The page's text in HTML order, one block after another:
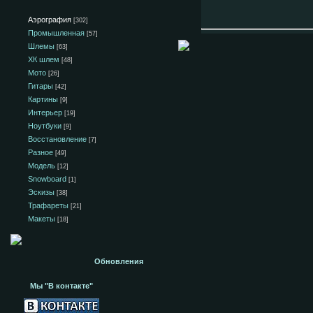
Аэрография [302]
Промышленная [57]
Шлемы [63]
ХК шлем [48]
Мото [26]
Гитары [42]
Картины [9]
Интерьер [19]
Ноутбуки [9]
Восстановление [7]
Разное [49]
Модель [12]
Snowboard [1]
Эскизы [38]
Трафареты [21]
Макеты [18]
Обновления
Мы "В контакте"